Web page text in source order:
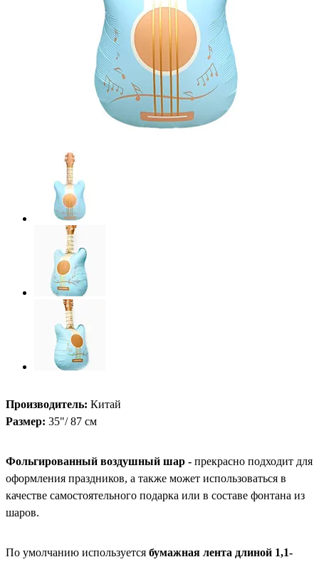
Производитель: Китай
Размер: 35"/ 87 см
Фольгированный воздушный шар - прекрасно подходит для
оформления праздников, а также может использоваться в
качестве самостоятельного подарка или в составе фонтана из
шаров.
По умолчанию используется бумажная лента длиной 1,1-